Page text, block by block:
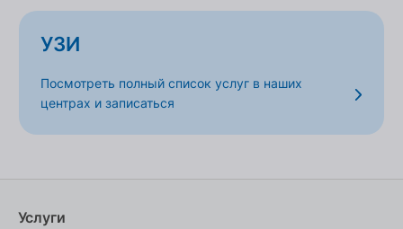
УЗИ
Посмотреть полный список услуг в наших
центрах и записаться
Услуги